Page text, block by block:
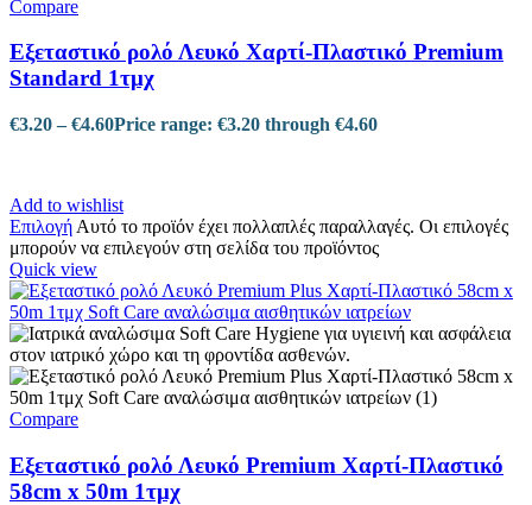
Compare
Εξεταστικό ρολό Λευκό Xαρτί-Πλαστικό Premium
Standard 1τμχ
€3.20 – €4.60Price range: €3.20 through €4.60
Add to wishlist
Επιλογή Αυτό το προϊόν έχει πολλαπλές παραλλαγές. Οι επιλογές
μπορούν να επιλεγούν στη σελίδα του προϊόντος
Quick view
Compare
Εξεταστικό ρολό Λευκό Premium Χαρτί-Πλαστικό
58cm x 50m 1τμχ